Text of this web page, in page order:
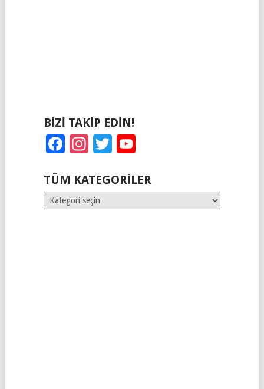
BIZI TAKIP EDIN!
Facebook
Instagram
Twitter
TÜM KATEGORILER
Tüm
Kategoriler